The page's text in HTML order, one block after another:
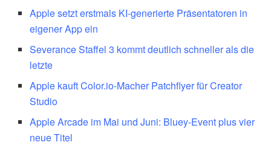
Apple setzt erstmals KI-generierte Präsentatoren in
eigener App ein
Severance Staffel 3 kommt deutlich schneller als die
letzte
Apple kauft Color.io-Macher Patchflyer für Creator
Studio
Apple Arcade im Mai und Juni: Bluey-Event plus vier
neue Titel